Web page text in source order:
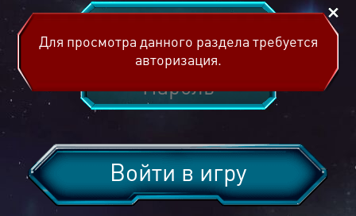
Войти в игру
Для просмотра данного раздела требуется
авторизация.